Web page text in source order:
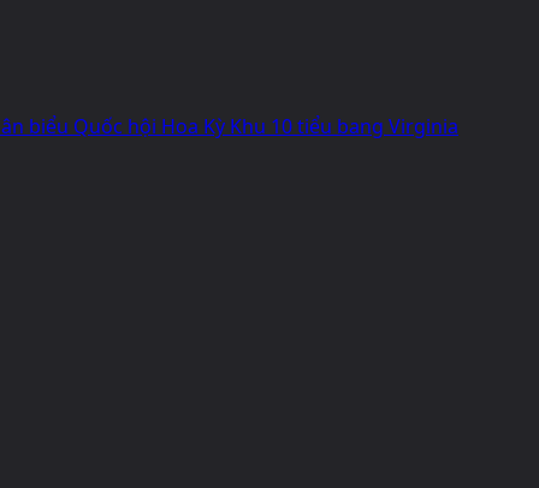
biểu Quốc hội Hoa Kỳ Khu 10 tiểu bang Virginia